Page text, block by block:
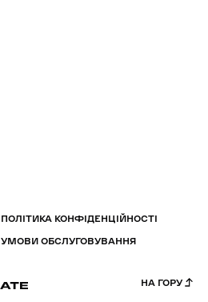
ПОЛІТИКА КОНФІДЕНЦІЙНОСТІ
УМОВИ ОБСЛУГОВУВАННЯ
НА ГОРУ